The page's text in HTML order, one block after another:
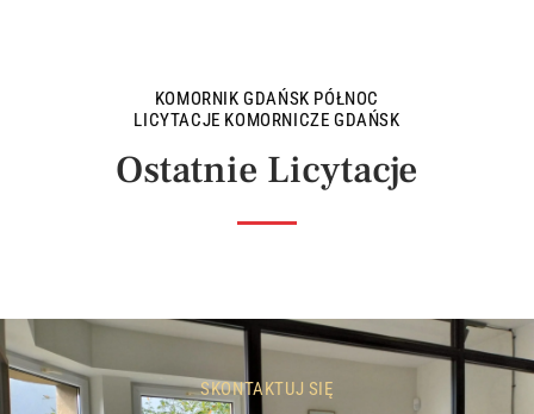
KOMORNIK GDAŃSK PÓŁNOC
LICYTACJE KOMORNICZE GDAŃSK
Ostatnie Licytacje
SKONTAKTUJ SIĘ